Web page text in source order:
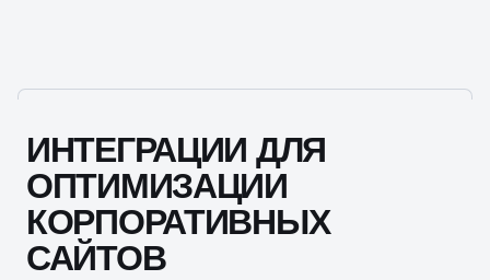
ИНТЕГРАЦИИ ДЛЯ
ОПТИМИЗАЦИИ
КОРПОРАТИВНЫХ
САЙТОВ